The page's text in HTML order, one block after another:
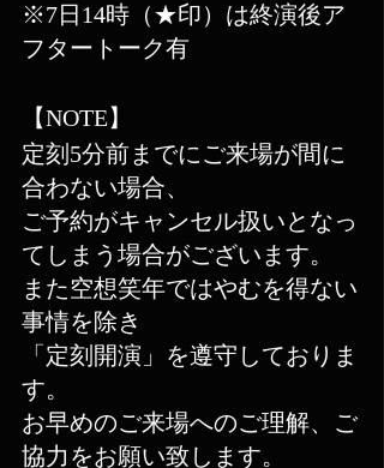
※7日14時（★印）は終演後ア
フタートーク有
【NOTE】
定刻5分前までにご来場が間に
合わない場合、
ご予約がキャンセル扱いとなっ
てしまう場合がございます。
また空想笑年ではやむを得ない
事情を除き
「定刻開演」を遵守しておりま
す。
お早めのご来場へのご理解、ご
協力をお願い致します。